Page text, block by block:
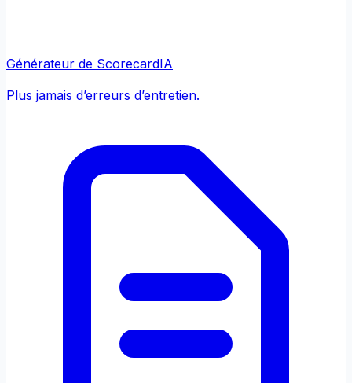
Générateur de ScorecardIA
Plus jamais d’erreurs d’entretien.